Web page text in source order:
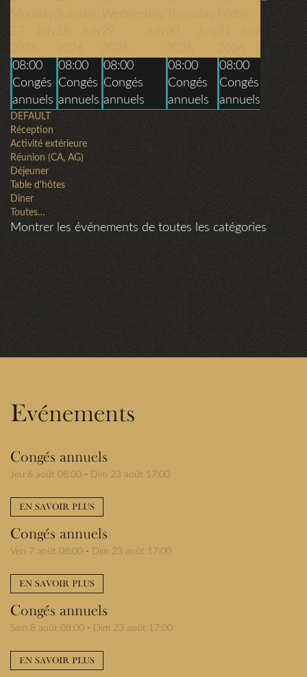
08:00
Congés
annuels
08:00
Congés
annuels
08:00
Congés
annuels
08:00
Congés
annuels
08:00
Congés
annuels
DEFAULT
Réception
Activité extérieure
Réunion (CA, AG)
Déjeuner
Table d'hôtes
Dîner
Toutes…
Montrer les événements de toutes les catégories
Evénements
Congés annuels
Jeu 6 août 08:00 - Dim 23 août 17:00
EN SAVOIR PLUS
Congés annuels
Ven 7 août 08:00 - Dim 23 août 17:00
EN SAVOIR PLUS
Congés annuels
Sam 8 août 08:00 - Dim 23 août 17:00
EN SAVOIR PLUS